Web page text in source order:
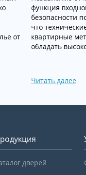
от
функция
безопасности
что
квартирные
обладать
Читать далее
дверей